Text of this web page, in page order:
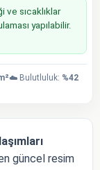
ve sıcaklıklar
yapılabilir.
☁️ Bulutluluk: %42
güncel resim